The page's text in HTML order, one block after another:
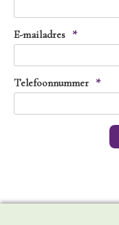
E-mailadres *
Telefoonnummer *